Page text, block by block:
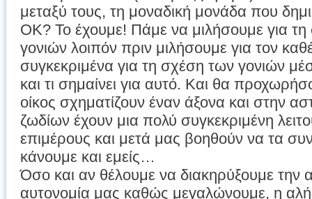
μεταξύ τους, τη μοναδική μονάδα που
ΟΚ? Το έχουμε! Πάμε να μιλήσουμε για
γονιών λοιπόν πριν μιλήσουμε για τον
συγκεκριμένα για τη σχέση των γονιών
και τι σημαίνει για αυτό. Και θα
οίκος σχηματίζουν έναν άξονα και στην
ζωδίων έχουν μια πολύ συγκεκριμένη
επιμέρους και μετά μας βοηθούν να τα
κάνουμε και εμείς…
Όσο και αν θέλουμε να διακηρύξουμε την
αυτονομία μας καθώς μεγαλώνουμε, η